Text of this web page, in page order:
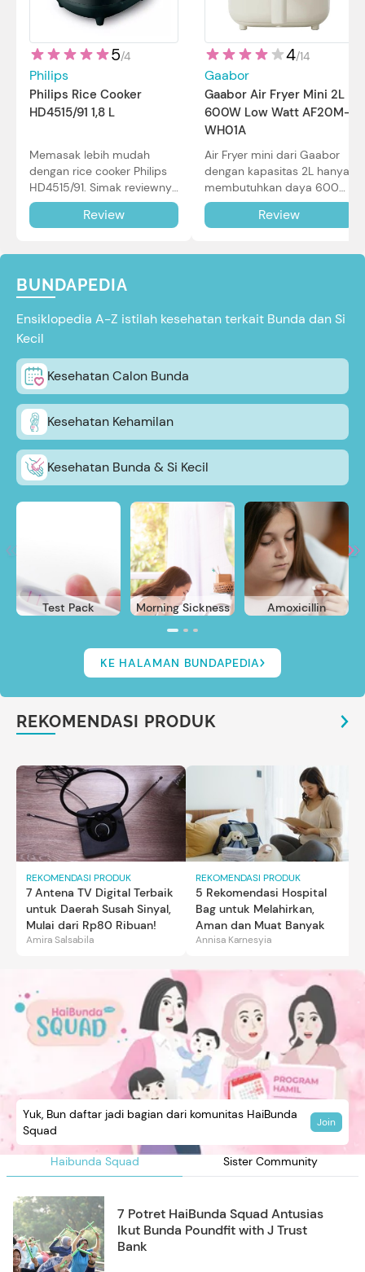
5/4
Philips
Philips Rice Cooker
HD4515/91 1,8 L
Memasak lebih mudah
dengan rice cooker Philips
HD4515/91. Simak reviewnya
di sini.
Review
4/14
Gaabor
Gaabor Air Fryer Mini 2L
600W Low Watt AF20M-
WH01A
Air Fryer mini dari Gaabor
dengan kapasitas 2L hanya
membutuhkan daya 600W
dalam pemakaian. Simak
review selengkapnya di sini.
Review
BUNDAPEDIA
Ensiklopedia A-Z istilah kesehatan terkait Bunda dan Si
Kecil
Kesehatan Calon Bunda
Kesehatan Kehamilan
Kesehatan Bunda & Si Kecil
Test Pack Morning Sickness Amoxicillin
KE HALAMAN BUNDAPEDIA
REKOMENDASI PRODUK
REKOMENDASI PRODUK
7 Antena TV Digital Terbaik
untuk Daerah Susah Sinyal,
Mulai dari Rp80 Ribuan!
Amira Salsabila
REKOMENDASI PRODUK
5 Rekomendasi Hospital
Bag untuk Melahirkan,
Aman dan Muat Banyak
Annisa Karnesyia
Haibunda Squad Sister Community
Yuk, Bun daftar jadi bagian dari komunitas HaiBunda
Squad
Join
7 Potret HaiBunda Squad Antusias
Ikut Bunda Poundfit with J Trust
Bank